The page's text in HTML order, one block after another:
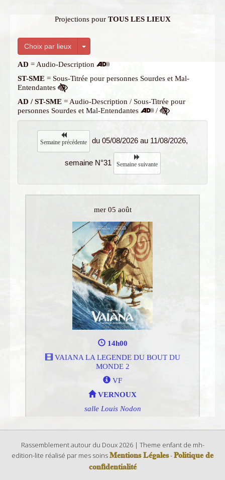
Rassemblement autour du Doux 2026 | Theme enfant de mh-
edition-lite réalisé par mes soinsMentions Légales-Politique de
confidentialité